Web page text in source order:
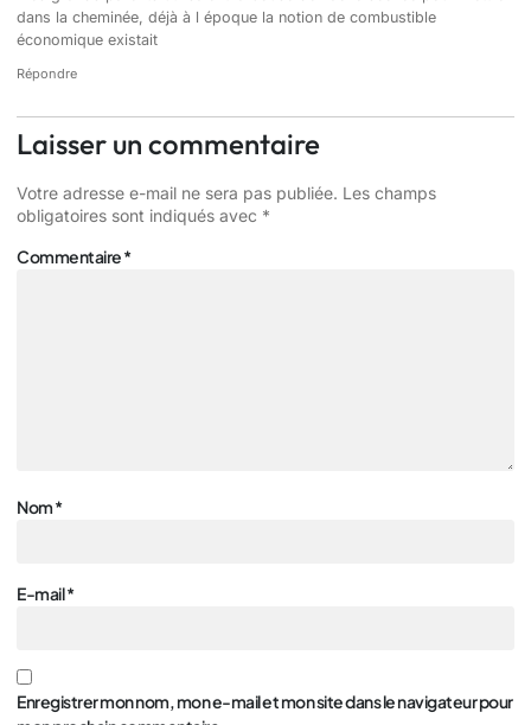
dans la cheminée, déjà à l époque la notion de combustible
économique existait
Répondre
Laisser un commentaire
Votre adresse e-mail ne sera pas publiée. Les champs
obligatoires sont indiqués avec *
Commentaire*
Nom*
E-mail*
Enregistrer mon nom, mon e-mail et mon site dans le navigateur pour